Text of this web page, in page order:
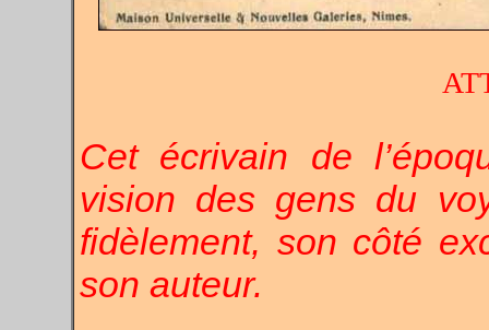
Cet écrivain de
vision des gens du
fidèlement, son côté
son auteur.